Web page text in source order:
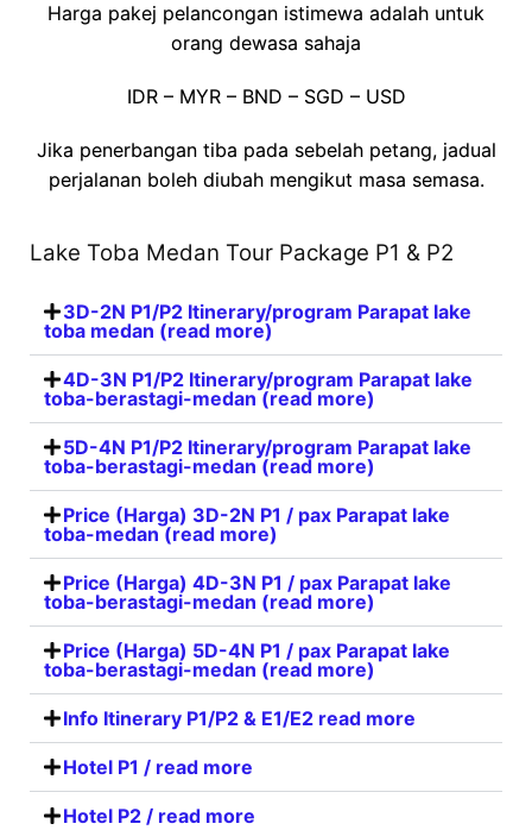
Harga pakej pelancongan istimewa adalah untuk
orang dewasa sahaja
IDR – MYR – BND – SGD – USD
Jika penerbangan tiba pada sebelah petang, jadual
perjalanan boleh diubah mengikut masa semasa.
Lake Toba Medan Tour Package P1 & P2
3D-2N P1/P2 Itinerary/program Parapat lake
toba medan (read more)
4D-3N P1/P2 Itinerary/program Parapat lake
toba-berastagi-medan (read more)
5D-4N P1/P2 Itinerary/program Parapat lake
toba-berastagi-medan (read more)
Price (Harga) 3D-2N P1 / pax Parapat lake
toba-medan (read more)
Price (Harga) 4D-3N P1 / pax Parapat lake
toba-berastagi-medan (read more)
Price (Harga) 5D-4N P1 / pax Parapat lake
toba-berastagi-medan (read more)
Info Itinerary P1/P2 & E1/E2 read more
Hotel P1 / read more
Hotel P2 / read more